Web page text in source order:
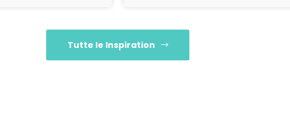
Tutte le Inspiration